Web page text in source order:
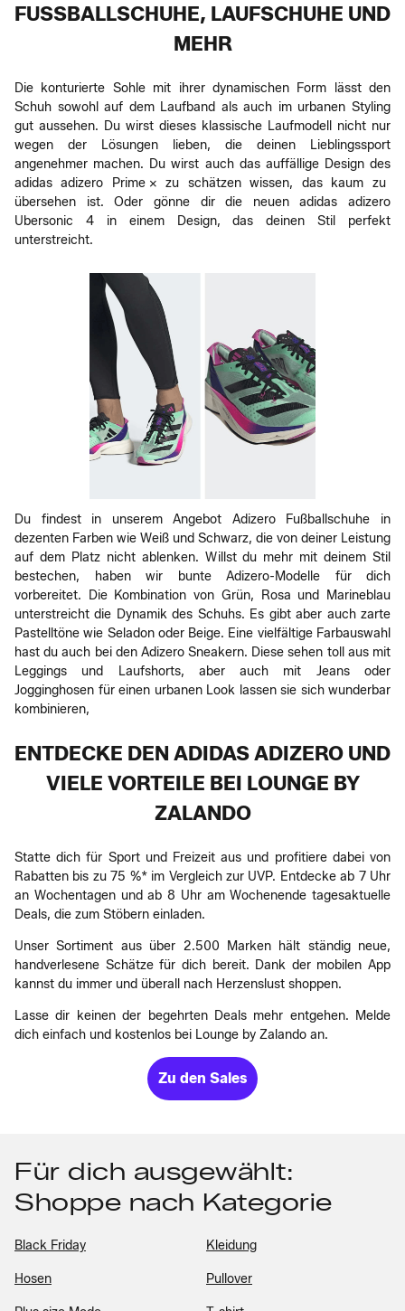
FUSSBALLSCHUHE, LAUFSCHUHE UND M
EHR
Die konturierte Sohle mit ihrer dynamischen Form lässt den
Schuh sowohl auf dem Laufband als auch im urbanen Styling
gut aussehen. Du wirst dieses klassische Laufmodell nicht nur
wegen der Lösungen lieben, die deinen Lieblingssport
angenehmer machen. Du wirst auch das auffällige Design des
adidas adizero Prime X zu schätzen wissen, das kaum zu
übersehen ist. Oder gönne dir die neuen adidas adizero
Ubersonic 4 in einem Design, das deinen Stil perfekt
unterstreicht.
Du findest in unserem Angebot Adizero Fußballschuhe in
dezenten Farben wie Weiß und Schwarz, die von deiner Leistung
auf dem Platz nicht ablenken. Willst du mehr mit deinem Stil
bestechen, haben wir bunte Adizero-Modelle für dich
vorbereitet. Die Kombination von Grün, Rosa und Marineblau
unterstreicht die Dynamik des Schuhs. Es gibt aber auch zarte
Pastelltöne wie Seladon oder Beige. Eine vielfältige Farbauswahl
hast du auch bei den Adizero Sneakern. Diese sehen toll aus mit
Leggings und Laufshorts, aber auch mit Jeans oder
Jogginghosen für einen urbanen Look lassen sie sich wunderbar
kombinieren,
ENTDECKE DEN ADIDAS ADIZERO UND
VIELE VORTEILE BEI LOUNGE BY
ZALANDO
Statte dich für Sport und Freizeit aus und profitiere dabei von
Rabatten bis zu 75 %* im Vergleich zur UVP. Entdecke ab 7 Uhr
an Wochentagen und ab 8 Uhr am Wochenende tagesaktuelle
Deals, die zum Stöbern einladen.
Unser Sortiment aus über 2.500 Marken hält ständig neue,
handverlesene Schätze für dich bereit. Dank der mobilen App
kannst du immer und überall nach Herzenslust shoppen.
Lasse dir keinen der begehrten Deals mehr entgehen. Melde
dich einfach und kostenlos bei Lounge by Zalando an.
Zu den Sales
Für dich ausgewählt:
Shoppe nach Kategorie
Black Friday Kleidung
Hosen Pullover